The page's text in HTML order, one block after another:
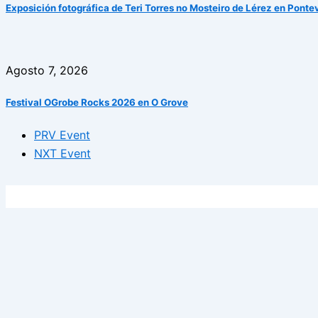
Exposición fotográfica de Teri Torres no Mosteiro de Lérez en
Agosto 7, 2026
Festival OGrobe Rocks 2026 en O Grove
PRV Event
NXT Event